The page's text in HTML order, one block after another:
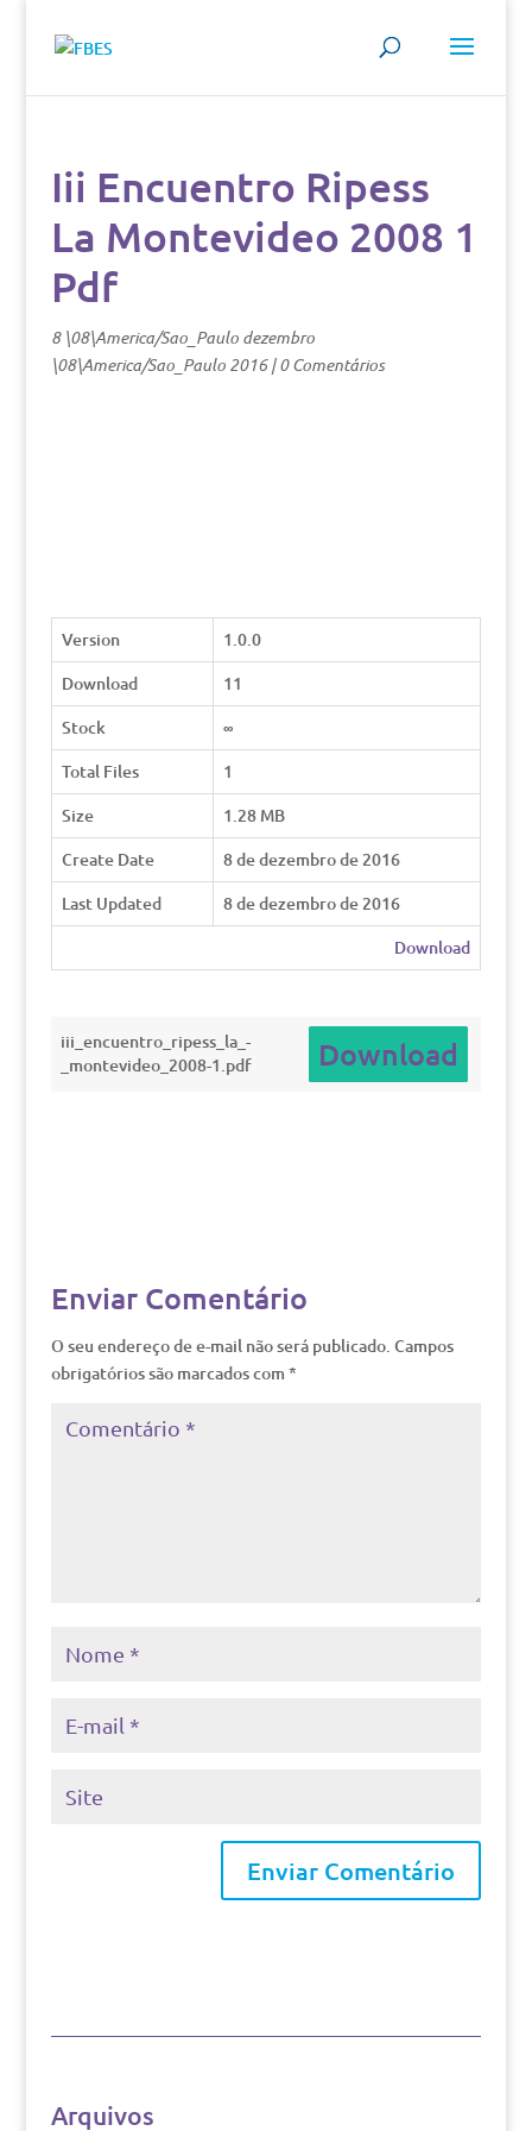
Iii Encuentro Ripess
La Montevideo 2008 1
Pdf
8 \08\America/Sao_Paulo dezembro
\08\America/Sao_Paulo 2016|0 Comentários
Version
1.0.0
Download
11
Stock
∞
Total Files
1
Size
1.28 MB
Create Date
8 de dezembro de 2016
Last Updated
8 de dezembro de 2016
Download
iii_encuentro_ripess_la_-
_montevideo_2008-1.pdf
Download
Enviar Comentário
O seu endereço de e-mail não será publicado. Campos
obrigatórios são marcados com *
Arquivos